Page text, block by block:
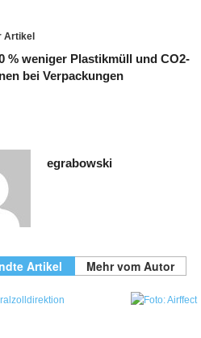
Artikel
% weniger Plastikmüll und CO2-
bei Verpackungen
egrabowski
Artikel Mehr vom Autor